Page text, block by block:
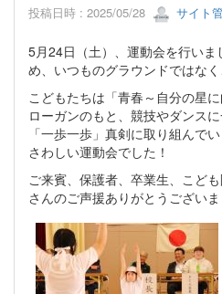
投稿日時 : 2025/05/28 サイト
5月24日（土）、運動会を行いま
め、いつものグラウンドではなく
こどもたちは「青春～自分の星
ローガンのもと、競技やダンス
「一歩一歩」真剣に取り組んで
さわしい運動会でした！
ご来賓、保護者、卒業生、こど
さんのご声援ありがとうございま